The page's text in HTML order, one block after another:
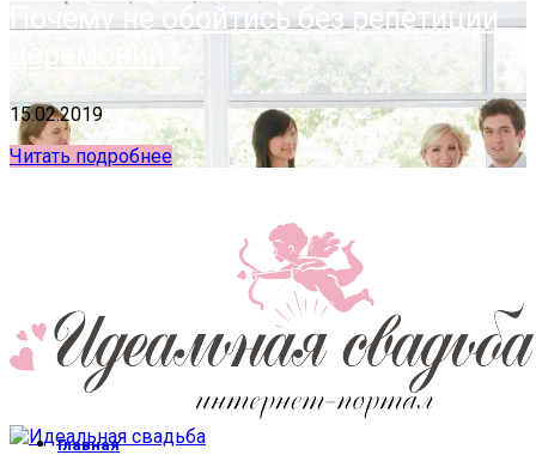
Почему не обойтись без репетиции
церемонии?
15.02.2019
Читать подробнее
Главная